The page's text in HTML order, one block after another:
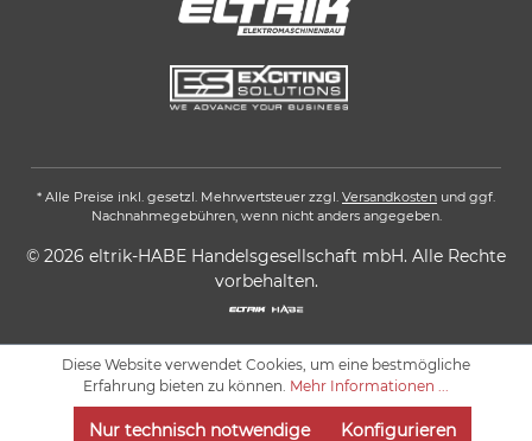
* Alle Preise inkl. gesetzl. Mehrwertsteuer zzgl. Versandkosten und ggf.
Nachnahmegebühren, wenn nicht anders angegeben.
© 2026 eltrik-HABE Handelsgesellschaft mbH. Alle Rechte
vorbehalten.
Diese Website verwendet Cookies, um eine bestmögliche
Erfahrung bieten zu können. Mehr Informationen ...
Nur technisch notwendige Konfigurieren